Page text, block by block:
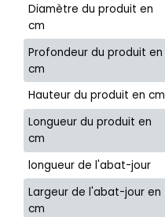
Diamètre du produit en
cm
Profondeur du produit en
cm
Hauteur du produit en cm
Longueur du produit en
cm
longueur de l'abat-jour
Largeur de l'abat-jour en
cm